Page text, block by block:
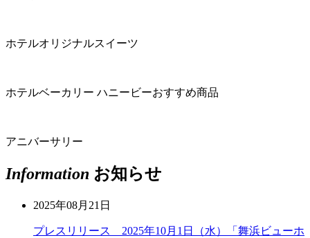
ホテルオリジナルスイーツ
ホテルベーカリー ハニービーおすすめ商品
アニバーサリー
Information お知らせ
2025年08月21日
プレスリリース 2025年10月1日（水）「舞浜ビューホ